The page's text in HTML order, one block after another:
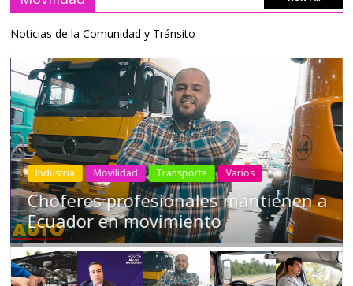
Noticias de la Comunidad y Tránsito
Industria Movilidad Transporte Varios
Choferes profesionales mantienen a
Ecuador en movimiento